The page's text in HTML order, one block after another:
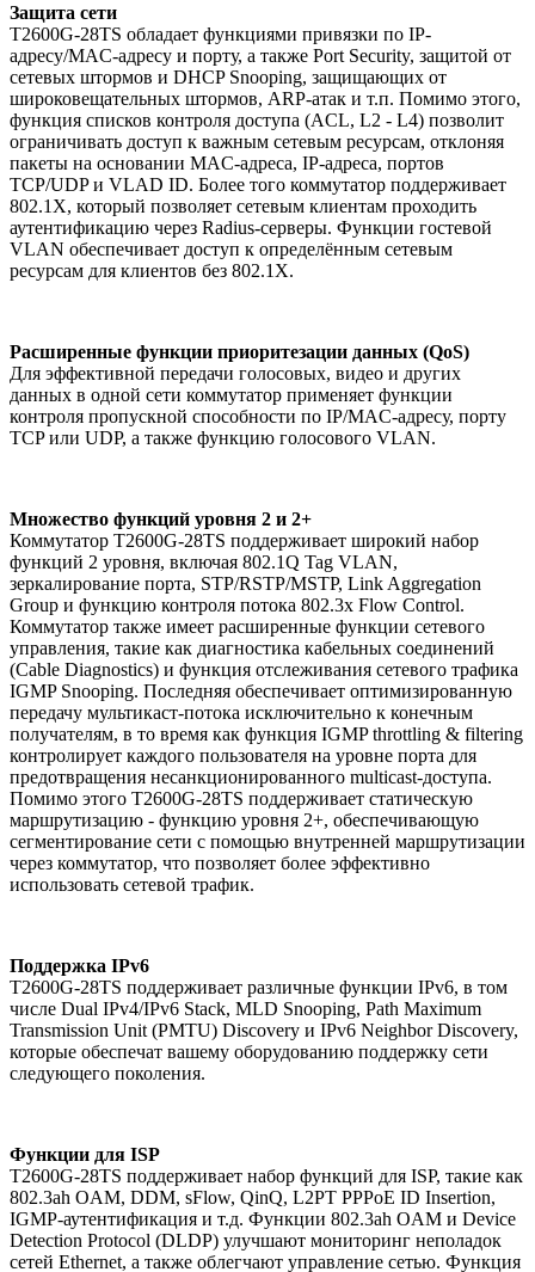
Защита сети
T2600G-28TS обладает функциями привязки по IP-
адресу/MAC-адресу и порту, а также Port Security, защитой от
сетевых штормов и DHCP Snooping, защищающих от
широковещательных штормов, ARP-атак и т.п. Помимо этого,
функция списков контроля доступа (ACL, L2 - L4) позволит
ограничивать доступ к важным сетевым ресурсам, отклоняя
пакеты на основании MAC-адреса, IP-адреса, портов
TCP/UDP и VLAD ID. Более того коммутатор поддерживает
802.1X, который позволяет сетевым клиентам проходить
аутентификацию через Radius-серверы. Функции гостевой
VLAN обеспечивает доступ к определённым сетевым
ресурсам для клиентов без 802.1X.
Расширенные функции приоритезации данных (QoS)
Для эффективной передачи голосовых, видео и других
данных в одной сети коммутатор применяет функции
контроля пропускной способности по IP/MAС-адресу, порту
TCP или UDP, а также функцию голосового VLAN.
Множество функций уровня 2 и 2+
Коммутатор T2600G-28TS поддерживает широкий набор
функций 2 уровня, включая 802.1Q Tag VLAN,
зеркалирование порта, STP/RSTP/MSTP, Link Aggregation
Group и функцию контроля потока 802.3x Flow Control.
Коммутатор также имеет расширенные функции сетевого
управления, такие как диагностика кабельных соединений
(Cable Diagnostics) и функция отслеживания сетевого трафика
IGMP Snooping. Последняя обеспечивает оптимизированную
передачу мультикаст-потока исключительно к конечным
получателям, в то время как функция IGMP throttling & filtering
контролирует каждого пользователя на уровне порта для
предотвращения несанкционированного multicast-доступа.
Помимо этого T2600G-28TS поддерживает статическую
маршрутизацию - функцию уровня 2+, обеспечивающую
сегментирование сети с помощью внутренней маршрутизации
через коммутатор, что позволяет более эффективно
использовать сетевой трафик.
Поддержка IPv6
T2600G-28TS поддерживает различные функции IPv6, в том
числе Dual IPv4/IPv6 Stack, MLD Snooping, Path Maximum
Transmission Unit (PMTU) Discovery и IPv6 Neighbor Discovery,
которые обеспечат вашему оборудованию поддержку сети
следующего поколения.
Функции для ISP
T2600G-28TS поддерживает набор функций для ISP, такие как
802.3ah OAM, DDM, sFlow, QinQ, L2PT PPPoE ID Insertion,
IGMP-аутентификация и т.д. Функции 802.3ah OAM и Device
Detection Protocol (DLDP) улучшают мониторинг неполадок
сетей Ethernet, а также облегчают управление сетью. Функция